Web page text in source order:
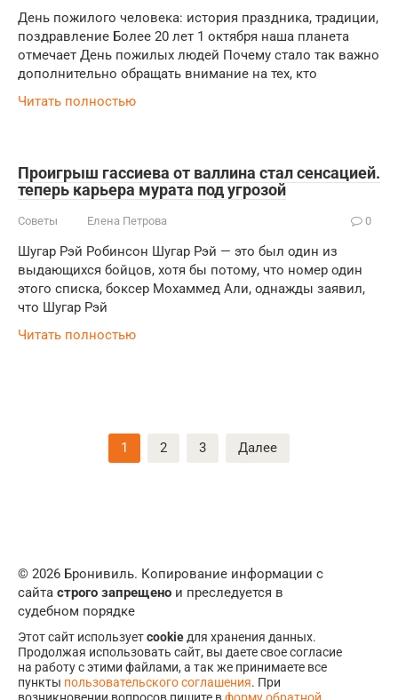
День пожилого человека: история праздника, традиции,
поздравление Более 20 лет 1 октября наша планета
отмечает День пожилых людей Почему стало так важно
дополнительно обращать внимание на тех, кто
Читать полностью
Проигрыш гассиева от валлина стал сенсацией.
теперь карьера мурата под угрозой
Советы Елена Петрова 0
Шугар Рэй Робинсон Шугар Рэй — это был один из
выдающихся бойцов, хотя бы потому, что номер один
этого списка, боксер Мохаммед Али, однажды заявил,
что Шугар Рэй
Читать полностью
1 2 3 Далее
© 2026 Бронивиль. Копирование информации с
сайта строго запрещено и преследуется в
судебном порядке
Этот сайт используетcookie для хранения данных.
Продолжая использовать сайт, вы даете свое согласие
на работу с этими файлами, а так же принимаете все
пункты пользовательского соглашения. При